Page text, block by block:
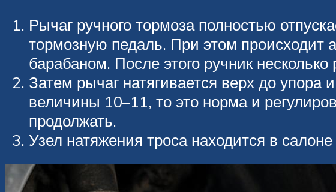
Рычаг ручного тормоза полностью
тормозную педаль. При этом происходит
барабаном. После этого ручник
Затем рычаг натягивается верх до упора
величины 10–11, то это норма и
продолжать.
Узел натяжения троса находится в